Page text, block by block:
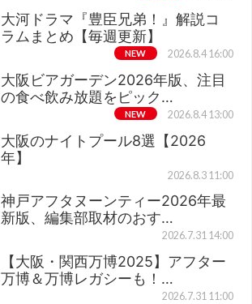
大河ドラマ『豊臣兄弟！』解説コ
ラムまとめ【毎週更新】
NEW 2026.8.4 16:00
大阪ビアガーデン2026年版、注目
の食べ飲み放題をピック…
NEW 2026.8.4 13:00
大阪のナイトプール8選【2026
年】
2026.8.3 11:00
神戸アフタヌーンティー2026年最
新版、編集部取材のおす…
2026.7.31 14:00
【大阪・関西万博2025】アフター
万博＆万博レガシーも！…
2026.7.31 11:00